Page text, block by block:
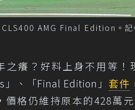
AMG Final Edition。記
之癢？好料上身不用等！
」、「Final Edition」 套件
價格仍維持原本的428萬